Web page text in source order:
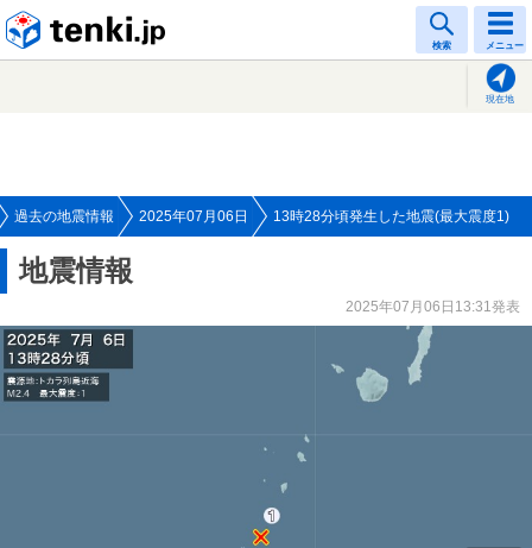
検索 メニュー
現在地
過去の地震情報 2025年07月06日 13時28分頃発生した地震(最大震度1)
地震情報
2025年07月06日13:31発表